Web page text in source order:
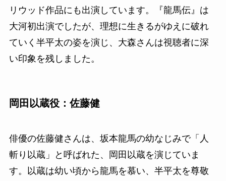
リウッド作品にも出演しています。『龍馬伝』は
大河初出演でしたが、理想に生きるがゆえに破れ
ていく半平太の姿を演じ、大森さんは視聴者に深
い印象を残しました。
岡田以蔵役：佐藤健
俳優の佐藤健さんは、坂本龍馬の幼なじみで「人
斬り以蔵」と呼ばれた、岡田以蔵を演じていま
す。以蔵は幼い頃から龍馬を慕い、半平太を尊敬